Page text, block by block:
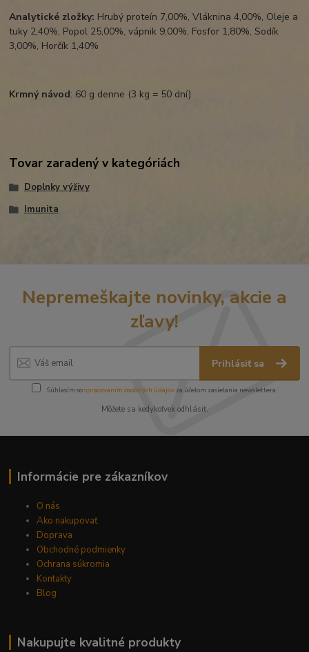
Analytické zložky: Hrubý proteín 7,00%, Vláknina 4,00%, Oleje a
tuky 2,40%, Popol 25,00%, vápnik 9,00%, Fosfor 1,80%, Sodík
3,00%, Horčík 1,40%
Krmný návod: 60 g denne (3 kg = 50 dní)
Tovar zaradený v kategóriách
Doplnky výživy
Imunita
Nepremeškajte novinky, akcie a
zľavy!
Prihlásiť sa
Súhlasím sospracovaním osobných údajov za účelom zasielania newslettera.
Môžete sa kedykoľvek odhlásiť.
Informácie pre zákazníkov
O nás
Ako nakupovať
Doprava
Obchodné podmienky
Ochrana súkromia
Kontakty
Blog
Nakupujte kvalitné produkty